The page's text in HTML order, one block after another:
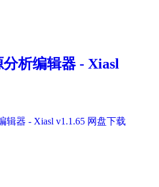
析编辑器 - Xiasl